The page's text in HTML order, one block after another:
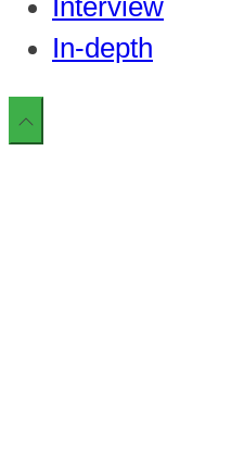
Interview
In-depth